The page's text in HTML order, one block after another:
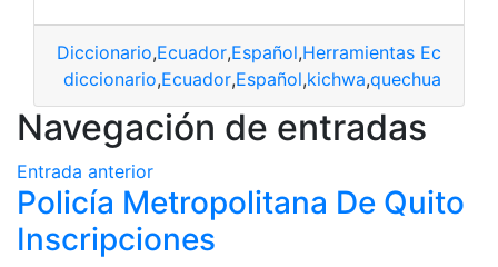
Diccionario,Ecuador,Español,Herramientas Ecuador
diccionario,Ecuador,Español,kichwa,quechua
Navegación de entradas
Entrada anterior
Policía Metropolitana De Quito
Inscripciones